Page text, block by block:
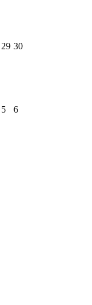
29 30
5 6